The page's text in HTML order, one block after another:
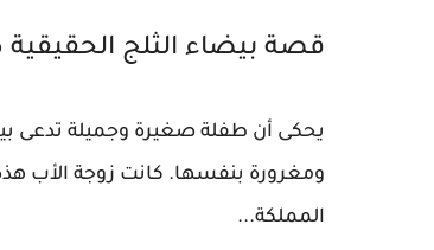
قصة بيضاء الثلج الحقيقية
يحكى أن طفلة صغيرة وجميلة تدعى
ومغرورة بنفسها. كانت زوجة الأب
المملكة...